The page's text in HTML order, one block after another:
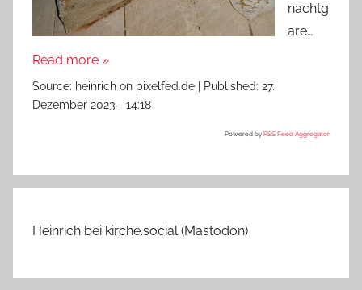
nachtg
are…
Read more »
Source: heinrich on pixelfed.de Published: 27.
Dezember 2023 - 14:18
Powered by RSS Feed Aggregator
Heinrich bei kirche.social (Mastodon)